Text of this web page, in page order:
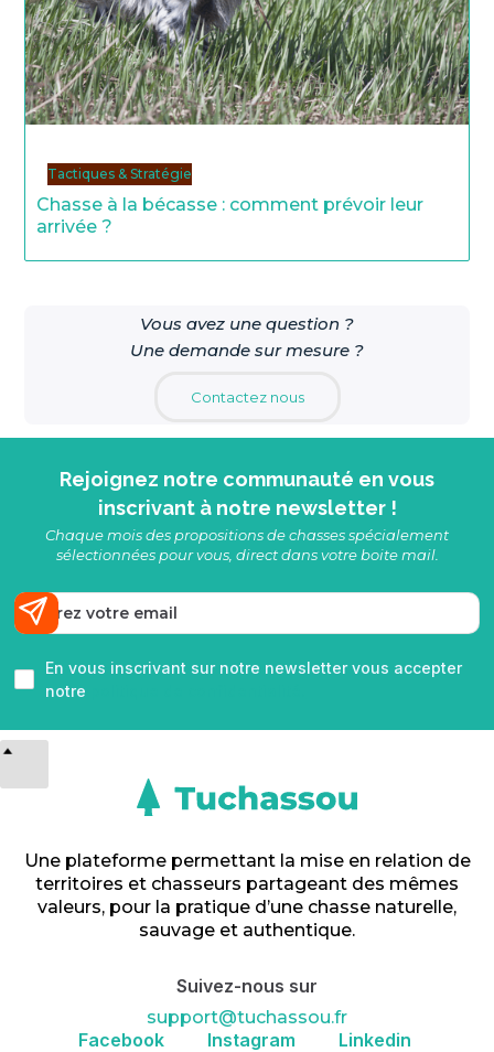
Tactiques & Stratégie
Chasse à la bécasse : comment prévoir leur
arrivée ?
Vous avez une question ?
Une demande sur mesure ?
Contactez nous
Rejoignez notre communauté en vous
inscrivant à notre newsletter !
Chaque mois des propositions de chasses spécialement
sélectionnées pour vous, direct dans votre boite mail.
En vous inscrivant sur notre newsletter vous accepter
notre
Une plateforme permettant la mise en relation de
territoires et chasseurs partageant des mêmes
valeurs, pour la pratique d’une chasse naturelle,
sauvage et authentique.
Suivez-nous sur
support@tuchassou.fr
Facebook Instagram Linkedin